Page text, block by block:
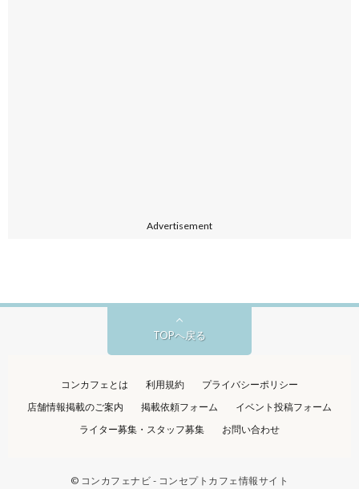
Advertisement
TOPへ戻る
コンカフェとは 利用規約
プライバシーポリシー
店舗情報掲載のご案内
掲載依頼フォーム
イベント投稿フォーム
ライター募集・スタッフ募集
お問い合わせ
© コンカフェナビ - コンセプトカフェ情報サイト